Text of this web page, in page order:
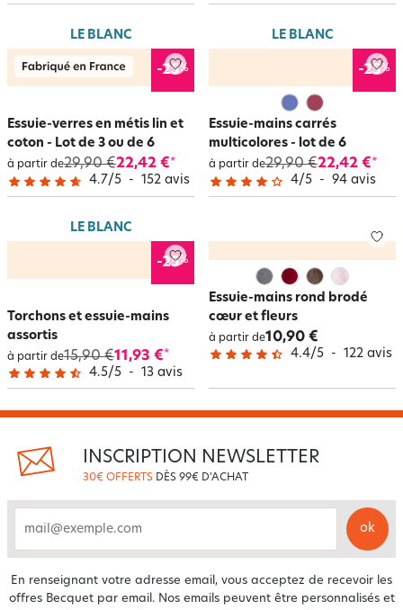
LE BLANC
-25%
Essuie-verres en métis lin et
coton - Lot de 3 ou de 6
à partir de29,90 €22,42 €*
4.7/5 - 152 avis
LE BLANC
-25%
Essuie-mains carrés
multicolores - lot de 6
à partir de29,90 €22,42 €*
4/5 - 94 avis
LE BLANC
-25%
Torchons et essuie-mains
assortis
à partir de15,90 €11,93 €*
4.5/5 - 13 avis
Essuie-mains rond brodé
cœur et fleurs
à partir de10,90 €
4.4/5 - 122 avis
INSCRIPTION NEWSLETTER
30€ OFFERTS DÈS 99€ D'ACHAT
ok
En renseignant votre adresse email, vous acceptez de recevoir les
offres Becquet par email. Nos emails peuvent être personnalisés et